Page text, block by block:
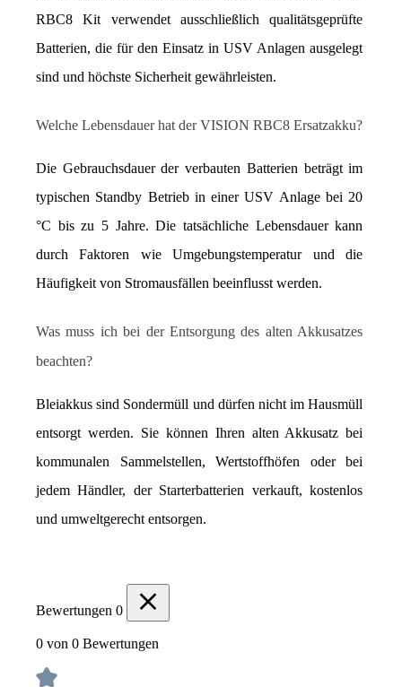
RBC8 Kit verwendet ausschließlich qualitätsgeprüfte
Batterien, die für den Einsatz in USV Anlagen ausgelegt
sind und höchste Sicherheit gewährleisten.
Welche Lebensdauer hat der VISION RBC8 Ersatzakku?
Die Gebrauchsdauer der verbauten Batterien beträgt im
typischen Standby Betrieb in einer USV Anlage bei 20
°C bis zu 5 Jahre. Die tatsächliche Lebensdauer kann
durch Faktoren wie Umgebungstemperatur und die
Häufigkeit von Stromausfällen beeinflusst werden.
Was muss ich bei der Entsorgung des alten Akkusatzes
beachten?
Bleiakkus sind Sondermüll und dürfen nicht im Hausmüll
entsorgt werden. Sie können Ihren alten Akkusatz bei
kommunalen Sammelstellen, Wertstoffhöfen oder bei
jedem Händler, der Starterbatterien verkauft, kostenlos
und umweltgerecht entsorgen.
Bewertungen 0
0 von 0 Bewertungen